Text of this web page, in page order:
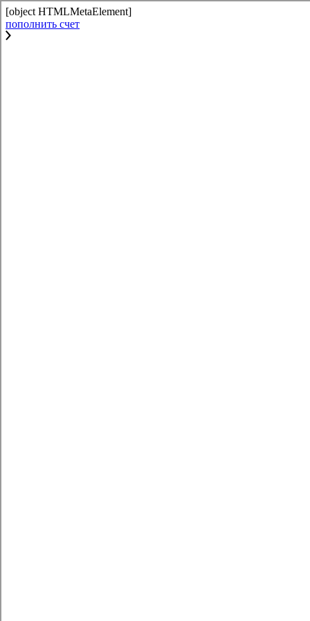
[object HTMLMetaElement]
пополнить счет